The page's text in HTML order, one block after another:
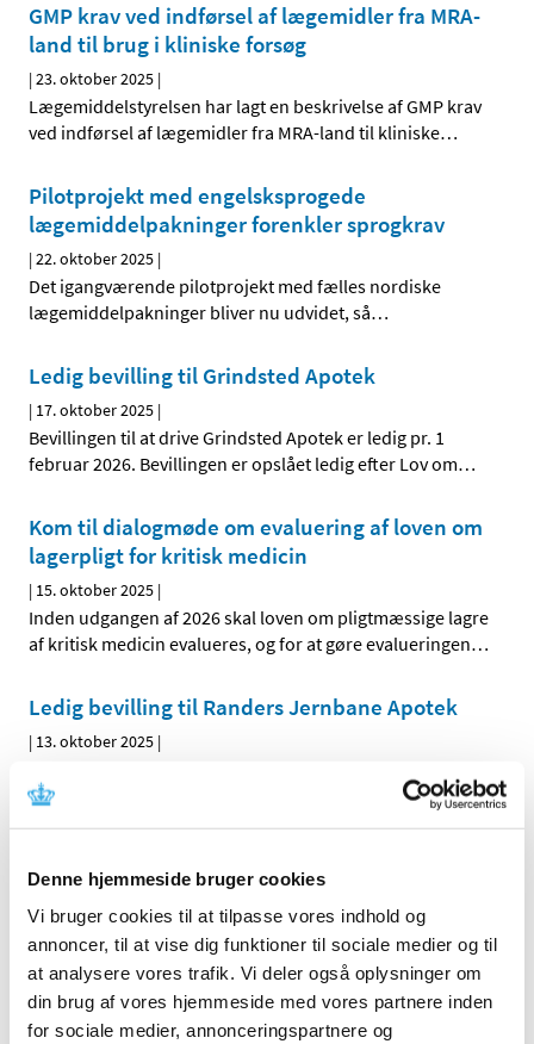
Denne hjemmeside bruger cookies
Vi bruger cookies til at tilpasse vores indhold og
annoncer, til at vise dig funktioner til sociale medier og til
at analysere vores trafik. Vi deler også oplysninger om
din brug af vores hjemmeside med vores partnere inden
for sociale medier, annonceringspartnere og
GMP krav ved indførsel af lægemidler fra MRA-
land til brug i kliniske forsøg
|23. oktober 2025 |
Lægemiddelstyrelsen har lagt en beskrivelse af GMP krav
ved indførsel af lægemidler fra MRA-land til kliniske…
Pilotprojekt med engelsksprogede
lægemiddelpakninger forenkler sprogkrav
|22. oktober 2025 |
Det igangværende pilotprojekt med fælles nordiske
lægemiddelpakninger bliver nu udvidet, så…
Ledig bevilling til Grindsted Apotek
| 17. oktober 2025 |
Bevillingen til at drive Grindsted Apotek er ledig pr. 1
februar 2026. Bevillingen er opslået ledig efter Lov om…
Kom til dialogmøde om evaluering af loven om
lagerpligt for kritisk medicin
| 15. oktober 2025 |
Inden udgangen af 2026 skal loven om pligtmæssige lagre
af kritisk medicin evalueres, og for at gøre evalueringen…
Ledig bevilling til Randers Jernbane Apotek
| 13. oktober 2025 |
1. marts 2026. Bevillingen er opslået ledig efter Lov om…
hypercalcæmi
|10. oktober 2025|
Stigninger i serumcalcium, herunder svær hypercalcæmi,
og/eller øget parathyroideahormon er blevet…